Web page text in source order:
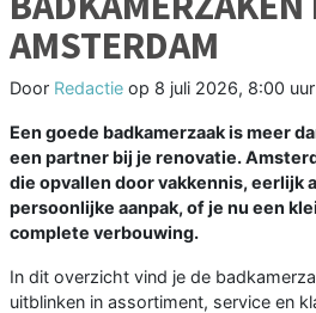
AMSTERDAM
Door Redactie op 8 juli 2026, 8:00 uur
Een goede badkamerzaak is meer
een partner bij je renovatie.
die opvallen door vakkennis, eerlijk
persoonlijke aanpak, of je nu een
complete verbouwing.
In dit overzicht vind je de
uitblinken in assortiment, service en